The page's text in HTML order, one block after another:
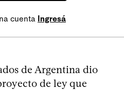
cuenta Ingresá
de Argentina dio
de ley que